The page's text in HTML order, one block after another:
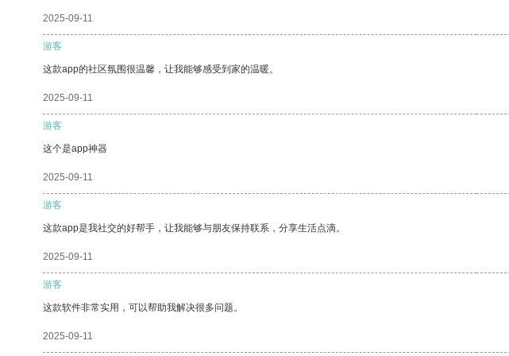
2025-09-11
游客
这款app的社区氛围很温馨，让我能够感受到家的温暖。
2025-09-11
游客
这个是app神器
2025-09-11
游客
这款app是我社交的好帮手，让我能够与朋友保持联系，分享生活点滴。
2025-09-11
游客
这款软件非常实用，可以帮助我解决很多问题。
2025-09-11